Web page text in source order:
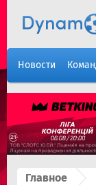
Новости
Главное